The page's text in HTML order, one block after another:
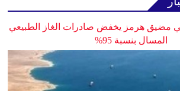
مضيق هرمز يخفض صادرات الغاز الطبيعي
المسال بنسبة 95%